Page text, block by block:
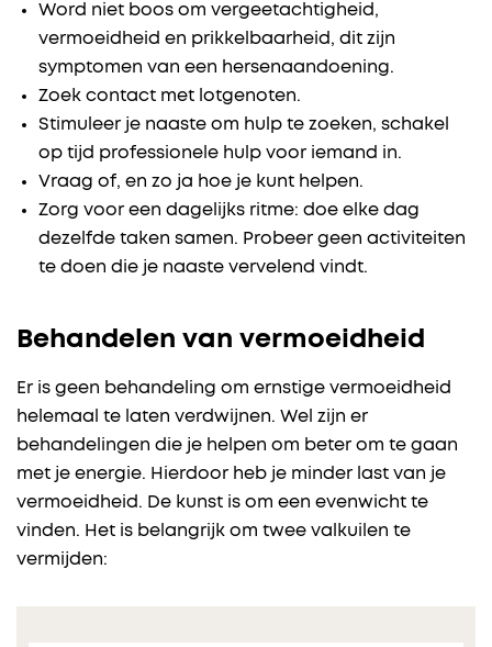
Word niet boos om vergeetachtigheid,
vermoeidheid en prikkelbaarheid, dit zijn
symptomen van een hersenaandoening.
Zoek contact met lotgenoten.
Stimuleer je naaste om hulp te zoeken, schakel
op tijd professionele hulp voor iemand in.
Vraag of, en zo ja hoe je kunt helpen.
Zorg voor een dagelijks ritme: doe elke dag
dezelfde taken samen. Probeer geen activiteiten
te doen die je naaste vervelend vindt.
Behandelen van vermoeidheid
Er is geen behandeling om ernstige vermoeidheid
helemaal te laten verdwijnen. Wel zijn er
behandelingen die je helpen om beter om te gaan
met je energie. Hierdoor heb je minder last van je
vermoeidheid. De kunst is om een evenwicht te
vinden. Het is belangrijk om twee valkuilen te
vermijden: